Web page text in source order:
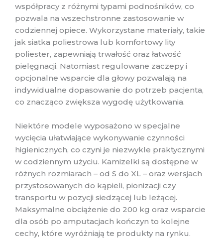
współpracy z różnymi typami podnośników, co
pozwala na wszechstronne zastosowanie w
codziennej opiece. Wykorzystane materiały, takie
jak siatka poliestrowa lub komfortowy lity
poliester, zapewniają trwałość oraz łatwość
pielęgnacji. Natomiast regulowane zaczepy i
opcjonalne wsparcie dla głowy pozwalają na
indywidualne dopasowanie do potrzeb pacjenta,
co znacząco zwiększa wygodę użytkowania.
Niektóre modele wyposażono w specjalne
wycięcia ułatwiające wykonywanie czynności
higienicznych, co czyni je niezwykle praktycznymi
w codziennym użyciu. Kamizelki są dostępne w
różnych rozmiarach – od S do XL – oraz wersjach
przystosowanych do kąpieli, pionizacji czy
transportu w pozycji siedzącej lub leżącej.
Maksymalne obciążenie do 200 kg oraz wsparcie
dla osób po amputacjach kończyn to kolejne
cechy, które wyróżniają te produkty na rynku.